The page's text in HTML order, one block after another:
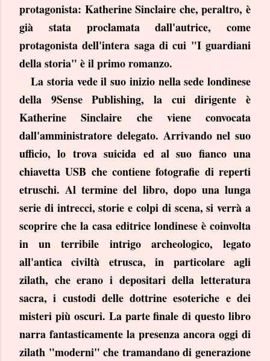
protagonista: Katherine Sinclaire che, peraltro, è
già stata proclamata dall'autrice, come
protagonista dell'intera saga di cui "I guardiani
della storia" è il primo romanzo.
La storia vede il suo inizio nella sede londinese
della 9Sense Publishing, la cui dirigente è
Katherine Sinclaire che viene convocata
dall'amministratore delegato. Arrivando nel suo
ufficio, lo trova suicida ed al suo fianco una
chiavetta USB che contiene fotografie di reperti
etruschi. Al termine del libro, dopo una lunga
serie di intrecci, storie e colpi di scena, si verrà a
scoprire che la casa editrice londinese è coinvolta
in un terribile intrigo archeologico, legato
all'antica civiltà etrusca, in particolare agli
zilath, che erano i depositari della letteratura
sacra, i custodi delle dottrine esoteriche e dei
misteri più oscuri. La parte finale di questo libro
narra fantasticamente la presenza ancora oggi di
zilath "moderni" che tramandano di generazione